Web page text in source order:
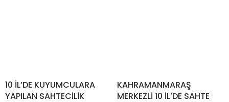
10 İL’DE KUYUMCULARA
YAPILAN SAHTECİLİK
KAHRAMANMARAŞ
MERKEZLİ 10 İL’DE SAHTE